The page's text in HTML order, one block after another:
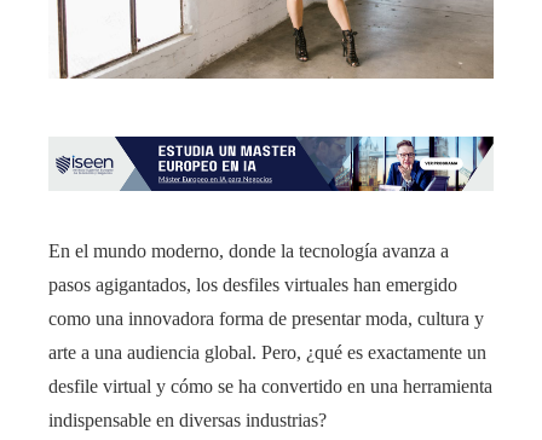
En el mundo moderno, donde la tecnología avanza a
pasos agigantados, los desfiles virtuales han emergido
como una innovadora forma de presentar moda, cultura y
arte a una audiencia global. Pero, ¿qué es exactamente un
desfile virtual y cómo se ha convertido en una herramienta
indispensable en diversas industrias?